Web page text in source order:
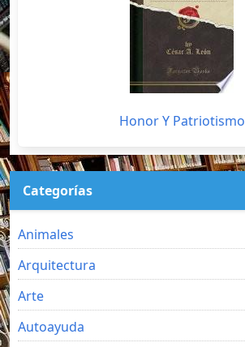
Honor Y Patriotismo
Categorías
Animales
Arquitectura
Arte
Autoayuda